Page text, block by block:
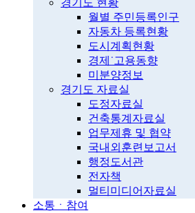
월별 주민등록인구
자동차 등록현황
도시계획현황
경제˙고용동향
미분양정보
경기도 자료실
도정자료실
건축통계자료실
업무제휴 및 협약
국내외훈련보고서
행정도서관
전자책
멀티미디어자료실
소통ㆍ참여